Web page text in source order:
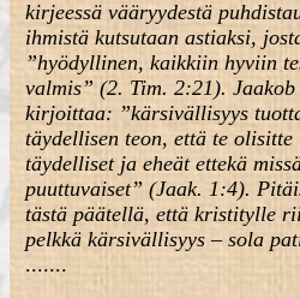
kirjeessä vääryydestä
ihmistä kutsutaan astiaksi,
”hyödyllinen, kaikkiin hyviin
valmis” (2. Tim. 2:21). Jaakob
kirjoittaa: ”kärsivällisyys
täydellisen teon, että te olisitte
täydelliset ja eheät ettekä
puuttuvaiset” (Jaak. 1:4).
tästä päätellä, että kristitylle
pelkkä kärsivällisyys – sola
.......